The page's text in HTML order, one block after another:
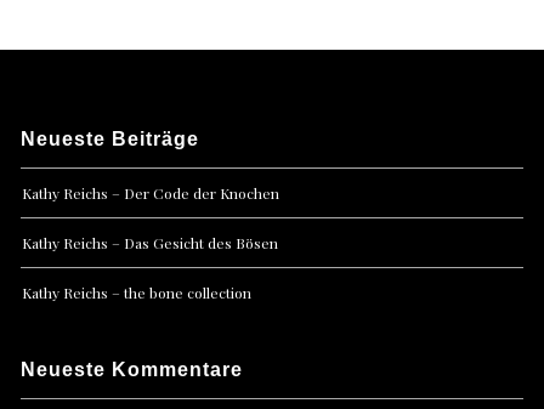
Neueste Beiträge
Kathy Reichs – Der Code der Knochen
Kathy Reichs – Das Gesicht des Bösen
Kathy Reichs – the bone collection
Neueste Kommentare